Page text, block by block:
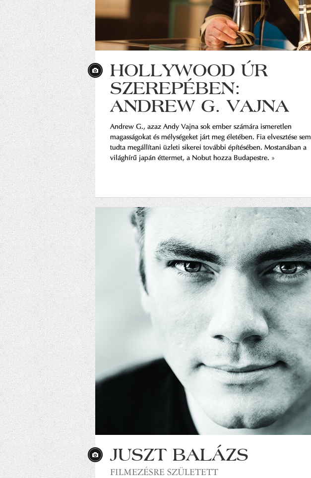
HOLLYWOOD ÚR
SZEREPÉBEN:
ANDREW G. VAJNA
Andrew G., azaz Andy Vajna sok ember számára ismeretlen
magasságokat és mélységeket járt meg életében. Fia elvesztése sem
tudta megállítani üzleti sikerei további építésében. Mostanában a
világhírű japán éttermet, a Nobut hozza Budapestre. »
JUSZT BALÁZS
FILMEZÉSRE SZÜLETETT